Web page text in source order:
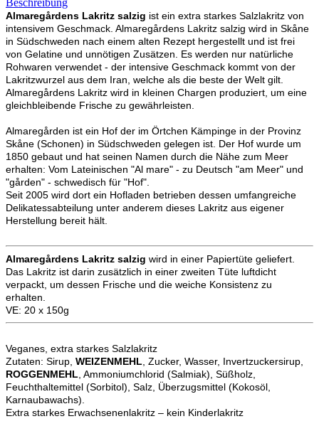
Almaregårdens Lakritz salzig ist ein extra starkes Salzlakritz von
intensivem Geschmack. Almaregårdens Lakritz salzig wird in Skåne
in Südschweden nach einem alten Rezept hergestellt und ist frei
von Gelatine und unnötigen Zusätzen. Es werden nur natürliche
Rohwaren verwendet - der intensive Geschmack kommt von der
Lakritzwurzel aus dem Iran, welche als die beste der Welt gilt.
Almaregårdens Lakritz wird in kleinen Chargen produziert, um eine
gleichbleibende Frische zu gewährleisten.
Almaregården ist ein Hof der im Örtchen Kämpinge in der Provinz
Skåne (Schonen) in Südschweden gelegen ist. Der Hof wurde um
1850 gebaut und hat seinen Namen durch die Nähe zum Meer
erhalten: Vom Lateinischen "Al mare" - zu Deutsch "am Meer" und
"gården" - schwedisch für "Hof".
Seit 2005 wird dort ein Hofladen betrieben dessen umfangreiche
Delikatessabteilung unter anderem dieses Lakritz aus eigener
Herstellung bereit hält.
Almaregårdens Lakritz salzig wird in einer Papiertüte geliefert.
Das Lakritz ist darin zusätzlich in einer zweiten Tüte luftdicht
verpackt, um dessen Frische und die weiche Konsistenz zu
erhalten.
VE: 20 x 150g
Veganes, extra starkes Salzlakritz
Zutaten: Sirup, WEIZENMEHL , Zucker, Wasser, Invertzuckersirup,
ROGGENMEHL , Ammoniumchlorid (Salmiak), Süßholz,
Feuchthaltemittel (Sorbitol), Salz, Überzugsmittel (Kokosöl,
Karnaubawachs).
Extra starkes Erwachsenenlakritz – kein Kinderlakritz